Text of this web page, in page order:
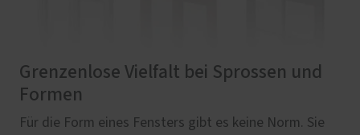
Grenzenlose Vielfalt bei Sprossen und
Formen
Für die Form eines Fensters gibt es keine Norm. Sie